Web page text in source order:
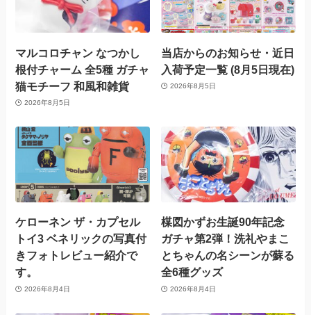
マルコロチャン なつかし
根付チャーム 全5種 ガチャ
猫モチーフ 和風和雑貨
2026年8月5日
当店からのお知らせ・近日
入荷予定一覧 (8月5日現在)
2026年8月5日
ケローネン ザ・カプセル
トイ3 ベネリックの写真付
きフォトレビュー紹介で
す。
2026年8月4日
楳図かずお生誕90年記念
ガチャ第2弾！洗礼やまこ
とちゃんの名シーンが蘇る
全6種グッズ
2026年8月4日